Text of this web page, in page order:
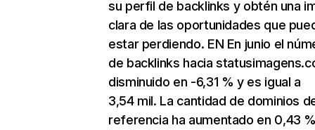
su perfil de backlinks y obtén una
clara de las oportunidades que
estar perdiendo. EN En junio el
de backlinks hacia
disminuido en -6,31 % y es igual a
3,54 mil. La cantidad de dominios
referencia ha aumentado en 0,43